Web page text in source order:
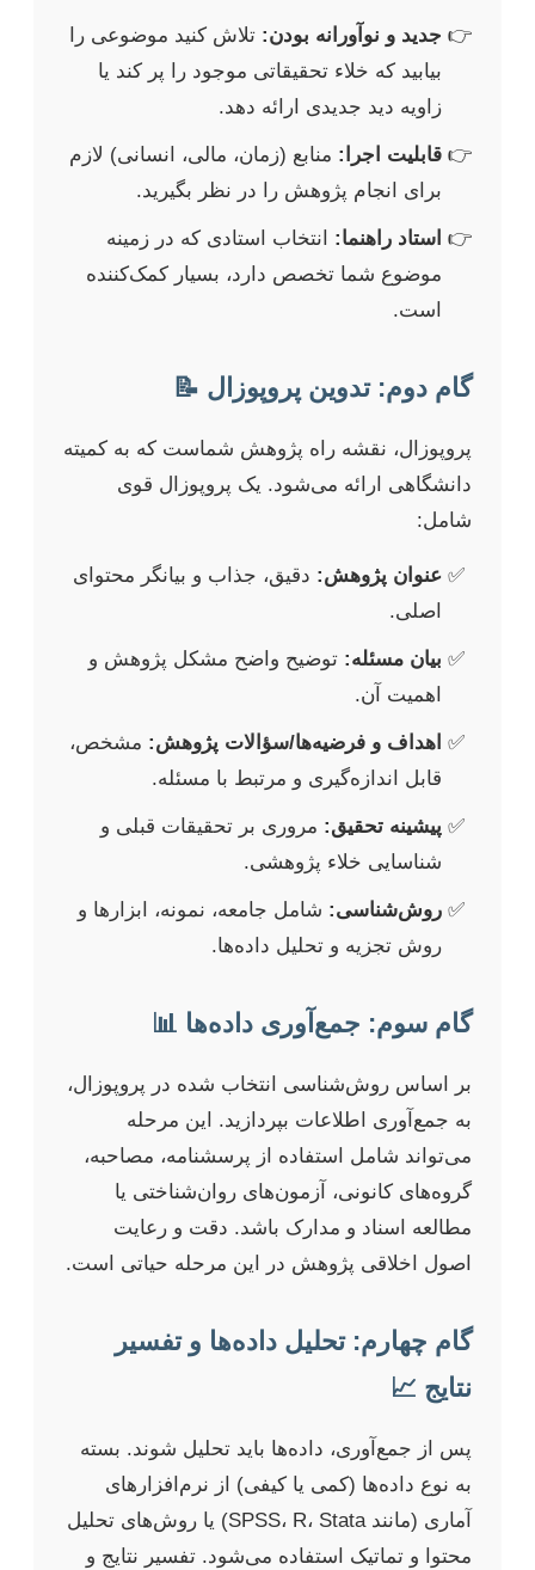
جدید و نوآورانه بودن: تلاش کنید موضوعی را
بیابید که خلاء تحقیقاتی موجود را پر کند یا
زاویه دید جدیدی ارائه دهد.
قابلیت اجرا: منابع (زمان، مالی، انسانی) لازم
برای انجام پژوهش را در نظر بگیرید.
استاد راهنما: انتخاب استادی که در زمینه
موضوع شما تخصص دارد، بسیار کمک‌کننده
است.
گام دوم: تدوین پروپوزال 📝
پروپوزال، نقشه راه پژوهش شماست که به کمیته
دانشگاهی ارائه می‌شود. یک پروپوزال قوی
شامل:
عنوان پژوهش: دقیق، جذاب و بیانگر محتوای
اصلی.
بیان مسئله: توضیح واضح مشکل پژوهش و
اهمیت آن.
اهداف و فرضیه‌ها/سؤالات پژوهش: مشخص،
قابل اندازه‌گیری و مرتبط با مسئله.
پیشینه تحقیق: مروری بر تحقیقات قبلی و
شناسایی خلاء پژوهشی.
روش‌شناسی: شامل جامعه، نمونه، ابزارها و
روش تجزیه و تحلیل داده‌ها.
گام سوم: جمع‌آوری داده‌ها 📊
بر اساس روش‌شناسی انتخاب شده در پروپوزال،
به جمع‌آوری اطلاعات بپردازید. این مرحله
می‌تواند شامل استفاده از پرسشنامه، مصاحبه،
گروه‌های کانونی، آزمون‌های روان‌شناختی یا
مطالعه اسناد و مدارک باشد. دقت و رعایت
اصول اخلاقی پژوهش در این مرحله حیاتی است.
گام چهارم: تحلیل داده‌ها و تفسیر
نتایج 📈
پس از جمع‌آوری، داده‌ها باید تحلیل شوند. بسته
به نوع داده‌ها (کمی یا کیفی) از نرم‌افزارهای
آماری (مانند SPSS، R، Stata) یا روش‌های تحلیل
محتوا و تماتیک استفاده می‌شود. تفسیر نتایج و